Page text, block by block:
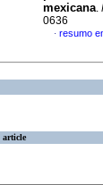
mexicana.
0636
· resumo
article